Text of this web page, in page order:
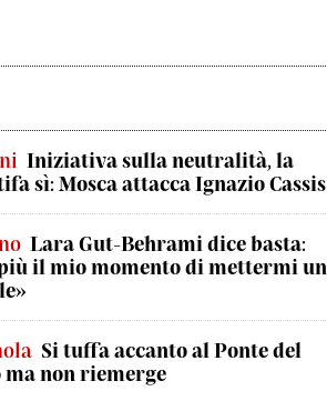
Iniziativa sulla neutralità, la
sì: Mosca attacca Ignazio Cassis
Lara Gut-Behrami dice basta:
il mio momento di mettermi un
Si tuffa accanto al Ponte del
ma non riemerge